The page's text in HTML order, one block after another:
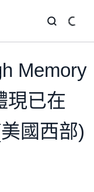
Memory
現已在
國西部)